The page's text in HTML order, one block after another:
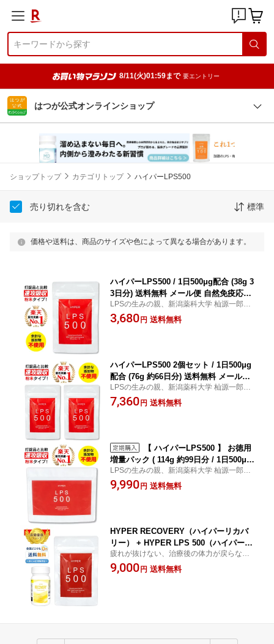
8/11(火)01:59まで 要エントリー
はつが公式オンラインショップ
ショップトップ カテゴリトップ ハイパーLPS500
売り切れを含む 標準
価格や送料は、商品のサイズや色によって異なる場合があります。
ハイパーLPS500 / 1日500μg配合 (38g 3
3日分) 送料無料 メール便 自然免疫応用
技研（株）製 純正LPSサプリ 1袋LPS1
6,500μg( リポポリサッカライド LPS サ
LPSの生みの親、新潟薬科大学 杣源一郎教
授が創った純正LPS製品 自然免疫応用技研
（株）製純正LPS
3,680 円 送料無料
ハイパーLPS500 2個セット / 1日500μg
配合 (76g 約66日分) 送料無料 メール便
自然免疫応用技研（株）製 純正LPSサ
プリ 1袋に高濃度特許LPSが16,500μg(
LPSの生みの親、新潟薬科大学 杣源一郎教
授が創った純正LPS製品 自然免疫応用技研
（株）製純正LPS 【メール便】
7,360 円 送料無料
【 ハイパーLPS500 】 お徳用
増量パック ( 114g 約99日分 / 1日500μg
配合) 送料無料 メール便 自然免疫応用
技研（株）製 純正LPSサプリ 1袋に高濃
ps500
LPSの生みの親、新潟薬科大学 杣源一郎教
授が創った純正LPS製品 自然免疫応用技研
（株）製純正LPS 【メール便】
9,990 円 送料無料
HYPER RECOVERY（ハイパーリカバ
リー） + HYPER LPS 500（ハイパーエ
ルピーエス500）
疲れが抜けない、治療後の体力が戻らな
い、食事では追いつかない、あなたへ
9,000 円 送料無料